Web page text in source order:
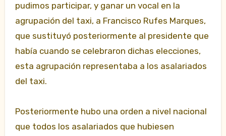
pudimos participar, y ganar un vocal en la
agrupación del taxi, a Francisco Rufes Marques,
que sustituyó posteriormente al presidente que
había cuando se celebraron dichas elecciones,
esta agrupación representaba a los asalariados
del taxi.
Posteriormente hubo una orden a nivel nacional
que todos los asalariados que hubiesen